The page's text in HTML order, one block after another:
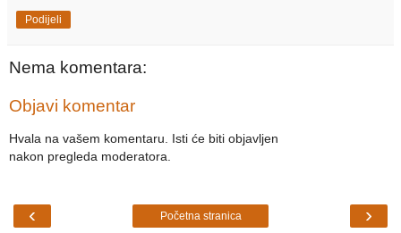
Podijeli
Nema komentara:
Objavi komentar
Hvala na vašem komentaru. Isti će biti objavljen
nakon pregleda moderatora.
‹ ›
Početna stranica